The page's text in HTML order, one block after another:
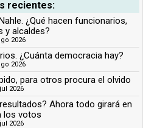
recientes:
¿Qué hacen funcionarios,
y alcaldes?
2026
¿Cuánta democracia hay?
2026
para otros procura el olvido
2026
Ahora todo girará en
los votos
2026